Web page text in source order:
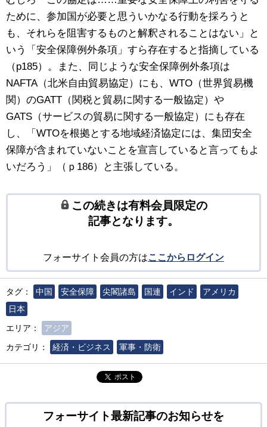
ために、参加国が必要と思ういかなる行動を採ろうと
も、それらを阻害するものと解釈されることはない」と
いう「安全保障例外条項」すら存在すると指摘している
（p185）。また、同じような安全保障例外条項は
NAFTA（北米自由貿易協定）にも、WTO（世界貿易機
関）のGATT（関税と貿易に関する一般協定）や
GATS（サービスの貿易に関する一般協定）にも存在
し、「WTOを根拠とする地域経済協定には、集団安全
保障が含まれていないことを宣言していると言ってもよ
いだろう」（ｐ186）と主張している。
この続きは有料会員限定の
記事となります。
フォーサイト会員の方はここからログイン
タグ： 中国 安全保障 尖閣諸島 国連 インド
アメリカ
日本
エリア：
アジア
カテゴリ：
経済・ビジネス 軍事・防衛
ポスト
フォーサイト最新記事のお知らせを